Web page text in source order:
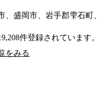
、盛岡市、岩手郡雫石町
件登録されています。
をみる